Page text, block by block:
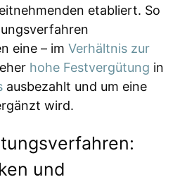
etabliert. So
eine – im Verhältnis zur
hohe Festvergütung in
ausbezahlt und um eine
wird.
und